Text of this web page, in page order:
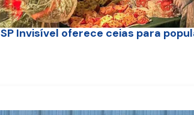
SP Invisível oferece ceias para